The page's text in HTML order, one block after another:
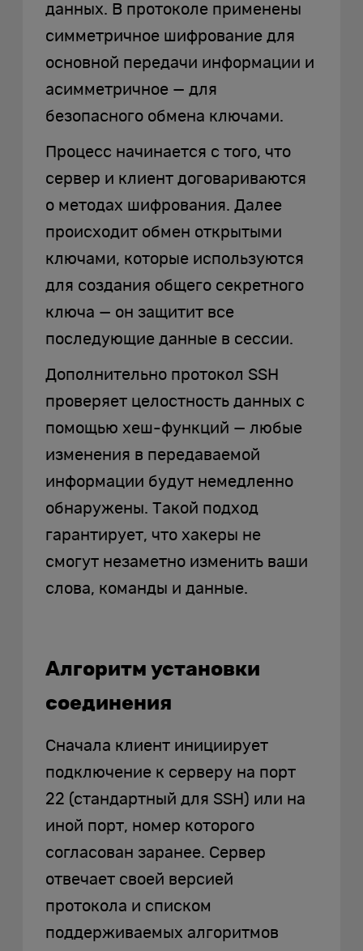
данных. В протоколе применены
симметричное шифрование для
основной передачи информации и
асимметричное — для
безопасного обмена ключами.
Процесс начинается с того, что
сервер и клиент договариваются
о методах шифрования. Далее
происходит обмен открытыми
ключами, которые используются
для создания общего секретного
ключа — он защитит все
последующие данные в сессии.
Дополнительно протокол SSH
проверяет целостность данных с
помощью хеш-функций — любые
изменения в передаваемой
информации будут немедленно
обнаружены. Такой подход
гарантирует, что хакеры не
смогут незаметно изменить ваши
слова, команды и данные.
Алгоритм установки
соединения
Сначала клиент инициирует
подключение к серверу на порт
22 (стандартный для SSH) или на
иной порт, номер которого
согласован заранее. Сервер
отвечает своей версией
протокола и списком
поддерживаемых алгоритмов